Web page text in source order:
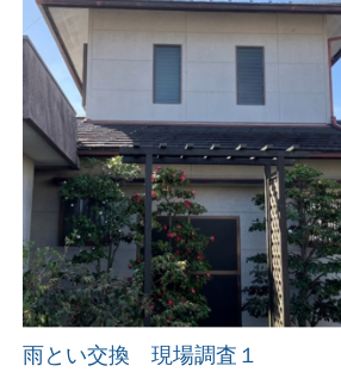
雨とい交換 現場調査１